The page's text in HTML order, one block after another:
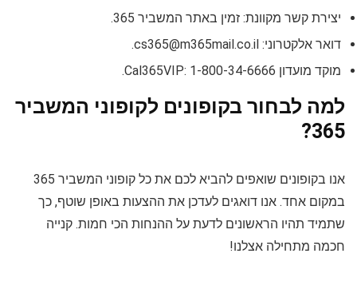
יצירת קשר מקוונת: זמין באתר המשביר 365.
דואר אלקטרוני: cs365@m365mail.co.il
.
מוקד מועדון Cal365VIP: 1-800-34-6666.
למה לבחור בקופונים לקופוני המשביר
365?
אנו בקופונים שואפים להביא לכם את כל קופוני המשביר 365
במקום אחד. אנו דואגים לעדכן את ההצעות באופן שוטף, כך
שתמיד תהיו הראשונים לדעת על ההנחות הכי חמות. קנייה
חכמה מתחילה אצלנו!